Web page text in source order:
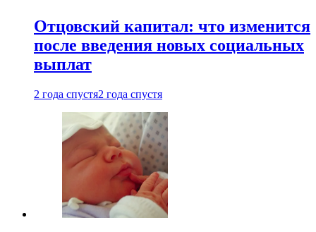
Отцовский капитал: что изменится
после введения новых социальных
выплат
2 года спустя2 года спустя